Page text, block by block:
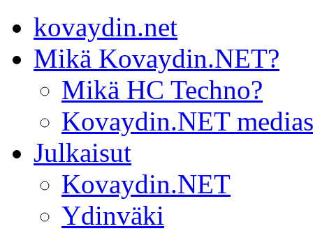
kovaydin.net
Mikä Kovaydin.NET?
Mikä HC Techno?
Kovaydin.NET
Julkaisut
Kovaydin.NET
Ydinväki